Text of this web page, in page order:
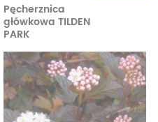
Pęcherznica
główkowa TILDEN
PARK